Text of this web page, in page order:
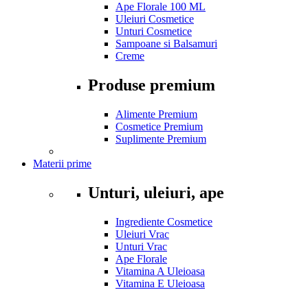
Ape Florale 100 ML
Uleiuri Cosmetice
Unturi Cosmetice
Sampoane si Balsamuri
Creme
Produse premium
Alimente Premium
Cosmetice Premium
Suplimente Premium
Materii prime
Unturi, uleiuri, ape
Ingrediente Cosmetice
Uleiuri Vrac
Unturi Vrac
Ape Florale
Vitamina A Uleioasa
Vitamina E Uleioasa